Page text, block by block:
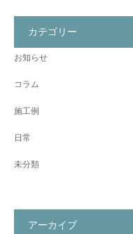
カテゴリー
お知らせ
コラム
施工例
日常
未分類
アーカイブ